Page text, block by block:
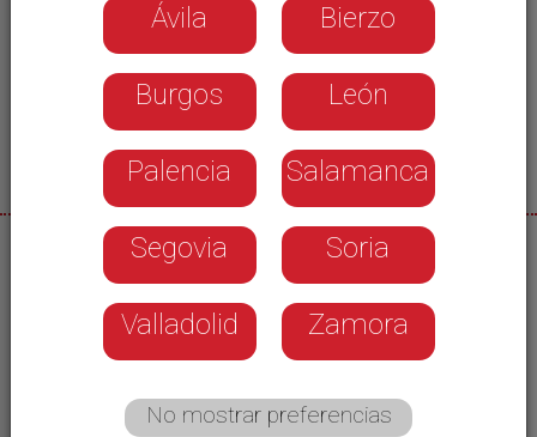
10/08/2026
Llega la hora de la verdad para 743 estudiantes
segovianos de bachillerato. Mañana comienza la
prueba de acceso a la universidad, con tres
jornadas de exámenes. En Segovia habrá dos
sedes, ambas en el Campus María Zambrano, las
Ávila Bierzo
Burgos León
Palencia Salamanca
Segovia Soria
Valladolid Zamora
No mostrar preferencias